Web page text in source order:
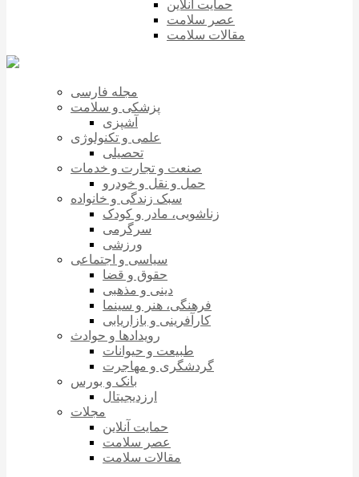
حمایت آنلاین
عصر سلامت
مقالات سلامت
مجله فارسی
پزشکی و سلامت
آشپزی
علمی و تکنولوژی
تحصیلی
صنعت و تجارت و خدمات
حمل و نقل و خودرو
سبک زندگی و خانواده
زناشویی، مادر و کودک
سرگرمی
ورزشی
سیاسی و اجتماعی
حقوق و قضا
دینی و مذهبی
فرهنگی، هنر و سینما
کارآفرینی و بازاریابی
رویدادها و حوادث
طبیعت و حیوانات
گردشگری و مهاجرت
بانک و بورس
ارزدیجیتال
مجلات
حمایت آنلاین
عصر سلامت
مقالات سلامت